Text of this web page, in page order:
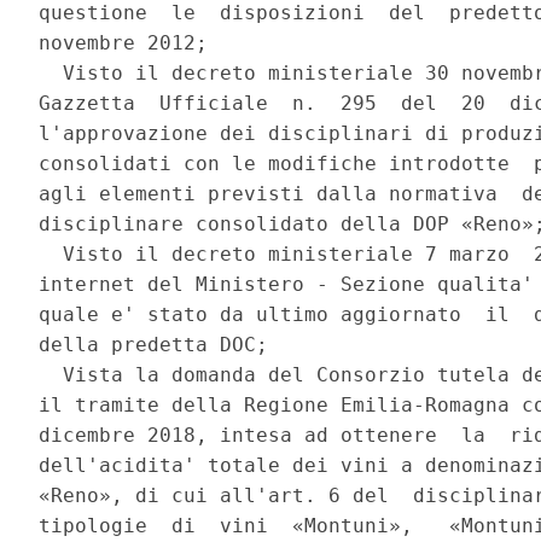
questione  le  disposizioni  del
novembre 2012;
Visto il decreto ministeriale 30
Gazzetta  Ufficiale  n.  295  del  20
l'approvazione dei disciplinari di
consolidati con le modifiche introdotte
agli elementi previsti dalla normativa
disciplinare consolidato della DOP
Visto il decreto ministeriale 7 marzo
internet del Ministero - Sezione
quale e' stato da ultimo aggiornato  il
della predetta DOC;
Vista la domanda del Consorzio tutela
il tramite della Regione Emilia-Romagna
dicembre 2018, intesa ad ottenere  la
dell'acidita' totale dei vini a
«Reno», di cui all'art. 6 del
tipologie  di  vini  «Montuni»,